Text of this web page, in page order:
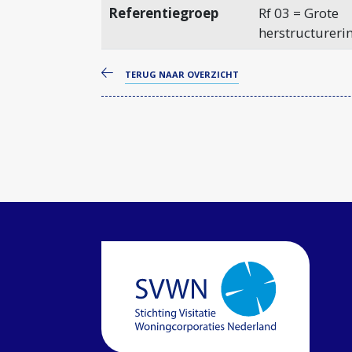
Referentiegroep
Rf 03 = Grote
TERUG NAAR OVERZICHT